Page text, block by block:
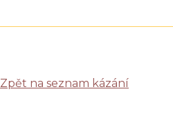
Zpět na seznam kázání